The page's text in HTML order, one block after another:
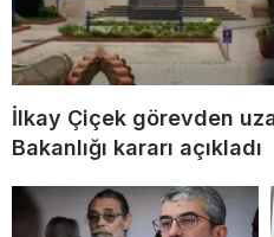
İlkay Çiçek görevden
Bakanlığı kararı açıkladı